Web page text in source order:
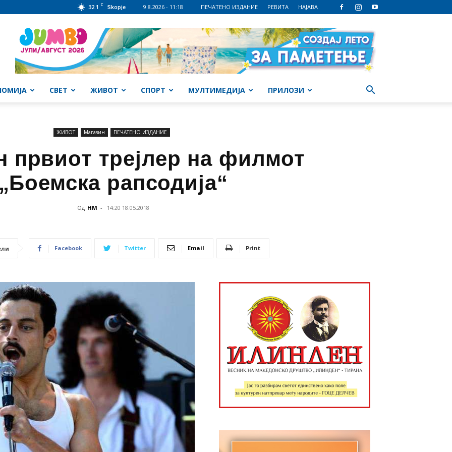
32.1 C Skopje 9.8.2026 - 11:18 ПЕЧАТЕНО ИЗДАНИЕ РЕВИТА НАЈАВА
СВЕТ ЖИВОТ СПОРТ МУЛТИМЕДИЈА ПРИЛОЗИ
ЖИВОТ Магазин ПЕЧАТЕНО ИЗДАНИЕ
првиот трејлер на филмот
рапсодија“
Од НМ - 14:20 18.05.2018
Facebook Twitter Email Print